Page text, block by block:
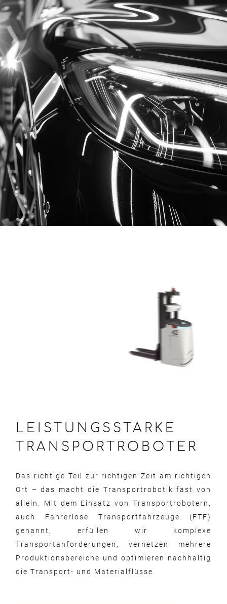
LEISTUNGSSTARKE
TRANSPORTROBOTER
Das richtige Teil zur richtigen Zeit am richtigen
Ort – das macht die Transportrobotik fast von
allein. Mit dem Einsatz von Transportrobotern,
auch Fahrerlose Transportfahrzeuge (FTF)
genannt, erfüllen wir komplexe
Transportanforderungen, vernetzen mehrere
Produktionsbereiche und optimieren nachhaltig
die Transport- und Materialflüsse.